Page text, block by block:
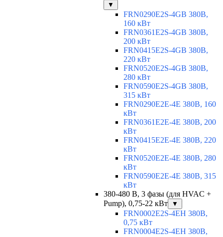
▼
FRN0290E2S-4GB 380В,
160 кВт
FRN0361E2S-4GB 380В,
200 кВт
FRN0415E2S-4GB 380В,
220 кВт
FRN0520E2S-4GB 380В,
280 кВт
FRN0590E2S-4GB 380В,
315 кВт
FRN0290E2E-4E 380В, 160
кВт
FRN0361E2E-4E 380В, 200
кВт
FRN0415E2E-4E 380В, 220
кВт
FRN0520E2E-4E 380В, 280
кВт
FRN0590E2E-4E 380В, 315
кВт
380-480 В, 3 фазы (для HVAC +
Pump), 0,75-22 кВт
▼
FRN0002E2S-4EH 380В,
0,75 кВт
FRN0004E2S-4EH 380В,